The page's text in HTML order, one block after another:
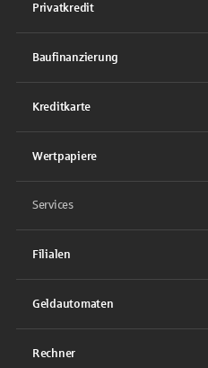
Privatkredit
Baufinanzierung
Kreditkarte
Wertpapiere
Services
Filialen
Geldautomaten
Rechner